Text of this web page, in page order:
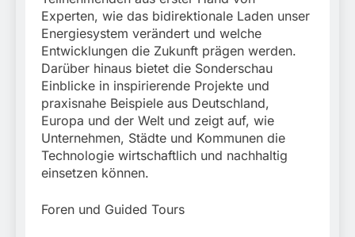
Experten, wie das bidirektionale Laden unser
Energiesystem verändert und welche
Entwicklungen die Zukunft prägen werden.
Darüber hinaus bietet die Sonderschau
Einblicke in inspirierende Projekte und
praxisnahe Beispiele aus Deutschland,
Europa und der Welt und zeigt auf, wie
Unternehmen, Städte und Kommunen die
Technologie wirtschaftlich und nachhaltig
einsetzen können.
Foren und Guided Tours